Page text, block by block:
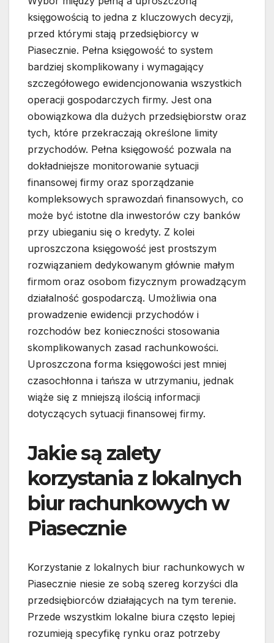
księgowością to jedna z kluczowych decyzji,
przed którymi stają przedsiębiorcy w
Piasecznie. Pełna księgowość to system
bardziej skomplikowany i wymagający
szczegółowego ewidencjonowania wszystkich
operacji gospodarczych firmy. Jest ona
obowiązkowa dla dużych przedsiębiorstw oraz
tych, które przekraczają określone limity
przychodów. Pełna księgowość pozwala na
dokładniejsze monitorowanie sytuacji
finansowej firmy oraz sporządzanie
kompleksowych sprawozdań finansowych, co
może być istotne dla inwestorów czy banków
przy ubieganiu się o kredyty. Z kolei
uproszczona księgowość jest prostszym
rozwiązaniem dedykowanym głównie małym
firmom oraz osobom fizycznym prowadzącym
działalność gospodarczą. Umożliwia ona
prowadzenie ewidencji przychodów i
rozchodów bez konieczności stosowania
skomplikowanych zasad rachunkowości.
Uproszczona forma księgowości jest mniej
czasochłonna i tańsza w utrzymaniu, jednak
wiąże się z mniejszą ilością informacji
dotyczących sytuacji finansowej firmy.
Jakie są zalety
korzystania z lokalnych
biur rachunkowych w
Piasecznie
Korzystanie z lokalnych biur rachunkowych w
Piasecznie niesie ze sobą szereg korzyści dla
przedsiębiorców działających na tym terenie.
Przede wszystkim lokalne biura często lepiej
rozumieją specyfikę rynku oraz potrzeby